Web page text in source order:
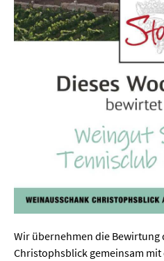
Wir übernehmen die Bewirtung
Christophsblick gemeinsam mit